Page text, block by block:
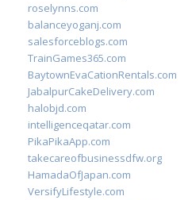
roselynns.com
balanceyoganj.com
salesforceblogs.com
TrainGames365.com
BaytownEvaCationRentals.com
JabalpurCakeDelivery.com
halobjd.com
intelligenceqatar.com
PikaPikaApp.com
takecareofbusinessdfw.org
HamadaOfJapan.com
VersifyLifestyle.com